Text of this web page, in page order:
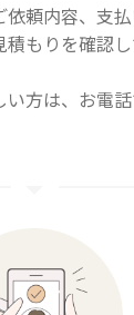
頼内容、支
もりを確認
方は、お電